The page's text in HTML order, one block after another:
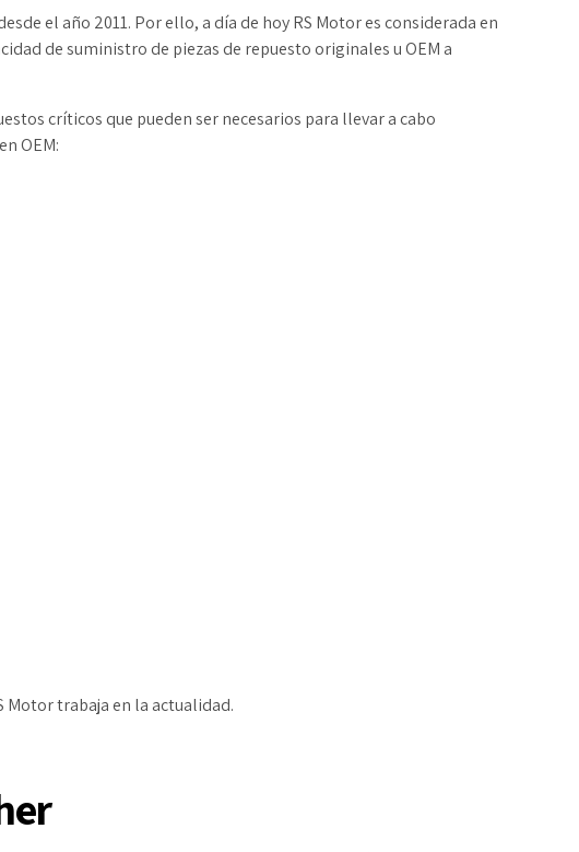
el año 2011. Por ello, a día de hoy RS Motor es considerada en
de suministro de piezas de repuesto originales u OEM a
críticos que pueden ser necesarios para llevar a cabo
OEM:
Motor trabaja en la actualidad.